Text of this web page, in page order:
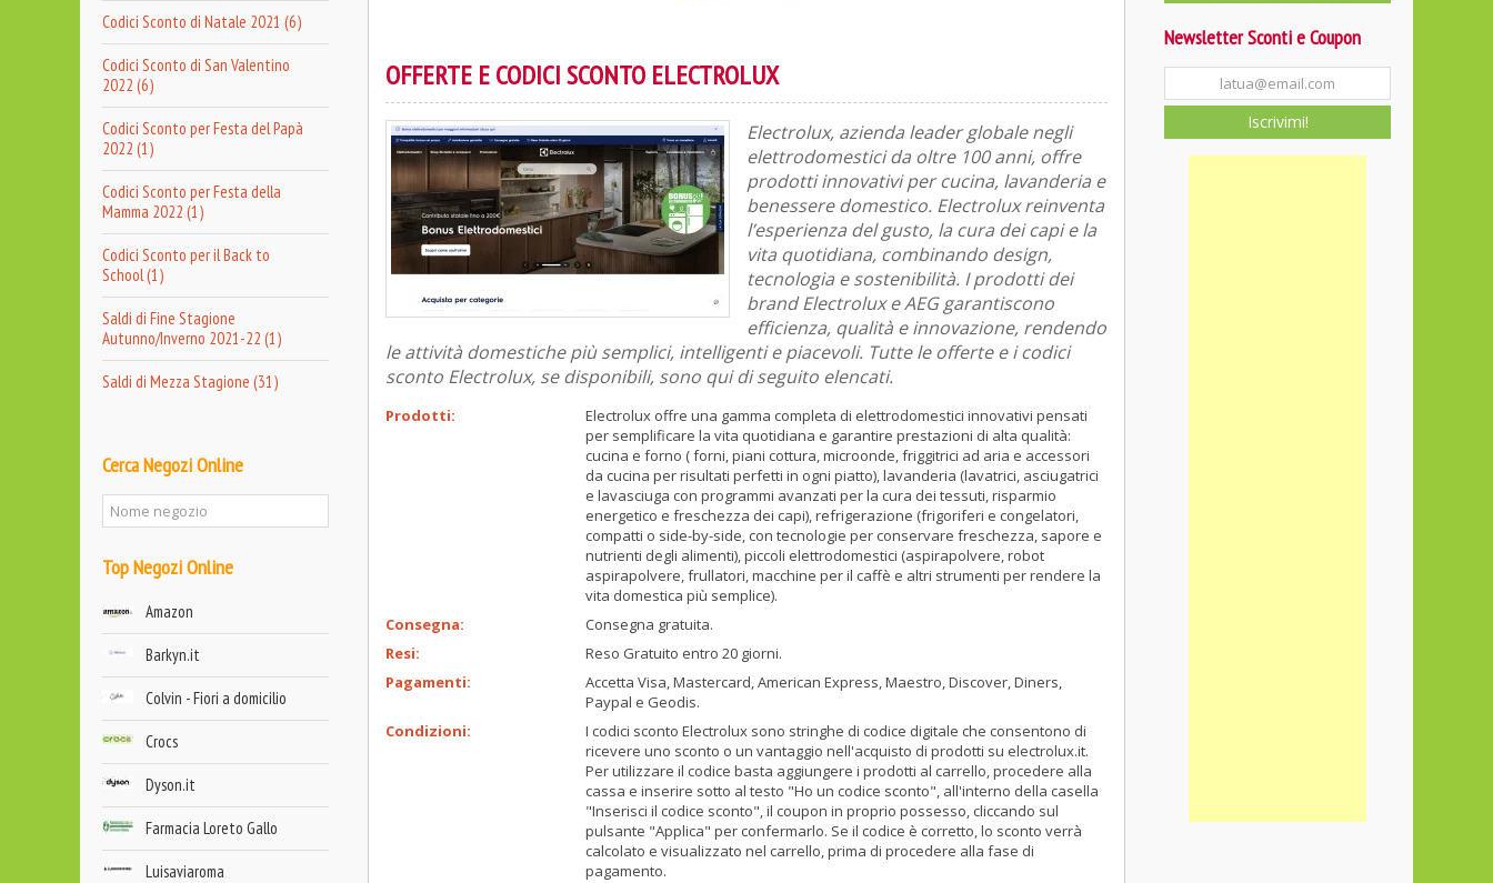
Codici Sconto di Natale 2021 (6)
Codici Sconto di San Valentino
2022 (6)
Codici Sconto per Festa del Papà
2022 (1)
Codici Sconto per Festa della
Mamma 2022 (1)
Codici Sconto per il Back to
School (1)
Saldi di Fine Stagione
Autunno/Inverno 2021-22 (1)
Saldi di Mezza Stagione (31)
Cerca Negozi Online
Top Negozi Online
Amazon
Barkyn.it
Colvin - Fiori a domicilio
Crocs
Dyson.it
Farmacia Loreto Gallo
Luisaviaroma
OFFERTE E CODICI SCONTO ELECTROLUX
Electrolux, azienda leader globale negli
elettrodomestici da oltre 100 anni, offre
prodotti innovativi per cucina, lavanderia e
benessere domestico. Electrolux reinventa
l’esperienza del gusto, la cura dei capi e la
vita quotidiana, combinando design,
tecnologia e sostenibilità. I prodotti dei
brand Electrolux e AEG garantiscono
efficienza, qualità e innovazione, rendendo
le attività domestiche più semplici, intelligenti e piacevoli. Tutte le offerte e i codici
sconto Electrolux, se disponibili, sono qui di seguito elencati.
Prodotti:
Electrolux offre una gamma completa di elettrodomestici innovativi pensati
per semplificare la vita quotidiana e garantire prestazioni di alta qualità:
cucina e forno ( forni, piani cottura, microonde, friggitrici ad aria e accessori
da cucina per risultati perfetti in ogni piatto), lavanderia (lavatrici, asciugatrici
e lavasciuga con programmi avanzati per la cura dei tessuti, risparmio
energetico e freschezza dei capi), refrigerazione (frigoriferi e congelatori,
compatti o side-by-side, con tecnologie per conservare freschezza, sapore e
nutrienti degli alimenti), piccoli elettrodomestici (aspirapolvere, robot
aspirapolvere, frullatori, macchine per il caffè e altri strumenti per rendere la
vita domestica più semplice).
Consegna:
Consegna gratuita.
Resi:
Reso Gratuito entro 20 giorni.
Pagamenti:
Accetta Visa, Mastercard, American Express, Maestro, Discover, Diners,
Paypal e Geodis.
Condizioni:
I codici sconto Electrolux sono stringhe di codice digitale che consentono di
ricevere uno sconto o un vantaggio nell'acquisto di prodotti su electrolux.it.
Per utilizzare il codice basta aggiungere i prodotti al carrello, procedere alla
cassa e inserire sotto al testo "Ho un codice sconto", all'interno della casella
"Inserisci il codice sconto", il coupon in proprio possesso, cliccando sul
pulsante "Applica" per confermarlo. Se il codice è corretto, lo sconto verrà
calcolato e visualizzato nel carrello, prima di procedere alla fase di
pagamento.
Newsletter Sconti e Coupon
Iscrivimi!